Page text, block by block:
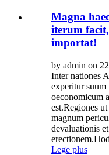
Magna
iterum
importat!
by admin on
Inter nationes
experitur suum
oeconomicum
est.Regiones
magnum
devaluationis
Lege plus